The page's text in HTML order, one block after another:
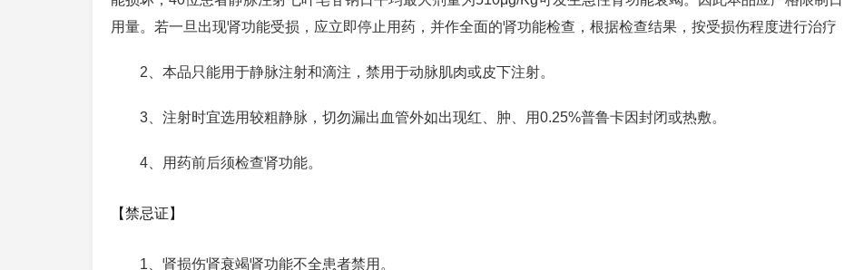
用量。若一旦出现肾功能受损，应立即停止用药，并作全面的肾功能检查，根据检查结果，按受损伤程度进行治疗
2、本品只能用于静脉注射和滴注，禁用于动脉肌肉或皮下注射。
3、注射时宜选用较粗静脉，切勿漏出血管外如出现红、肿、用0.25%普鲁卡因封闭或热敷。
4、用药前后须检查肾功能。
【禁忌证】
1、肾损伤肾衰竭肾功能不全患者禁用。